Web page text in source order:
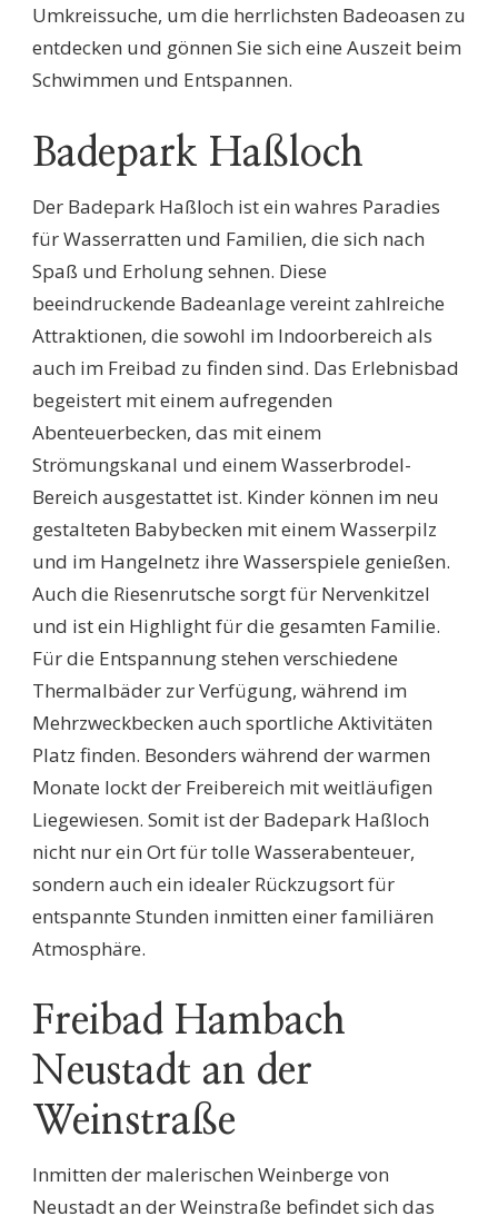
Umkreissuche, um die herrlichsten Badeoasen zu
entdecken und gönnen Sie sich eine Auszeit beim
Schwimmen und Entspannen.
Badepark Haßloch
Der Badepark Haßloch ist ein wahres Paradies
für Wasserratten und Familien, die sich nach
Spaß und Erholung sehnen. Diese
beeindruckende Badeanlage vereint zahlreiche
Attraktionen, die sowohl im Indoorbereich als
auch im Freibad zu finden sind. Das Erlebnisbad
begeistert mit einem aufregenden
Abenteuerbecken, das mit einem
Strömungskanal und einem Wasserbrodel-
Bereich ausgestattet ist. Kinder können im neu
gestalteten Babybecken mit einem Wasserpilz
und im Hangelnetz ihre Wasserspiele genießen.
Auch die Riesenrutsche sorgt für Nervenkitzel
und ist ein Highlight für die gesamten Familie.
Für die Entspannung stehen verschiedene
Thermalbäder zur Verfügung, während im
Mehrzweckbecken auch sportliche Aktivitäten
Platz finden. Besonders während der warmen
Monate lockt der Freibereich mit weitläufigen
Liegewiesen. Somit ist der Badepark Haßloch
nicht nur ein Ort für tolle Wasserabenteuer,
sondern auch ein idealer Rückzugsort für
entspannte Stunden inmitten einer familiären
Atmosphäre.
Freibad Hambach
Neustadt an der
Weinstraße
Inmitten der malerischen Weinberge von
Neustadt an der Weinstraße befindet sich das